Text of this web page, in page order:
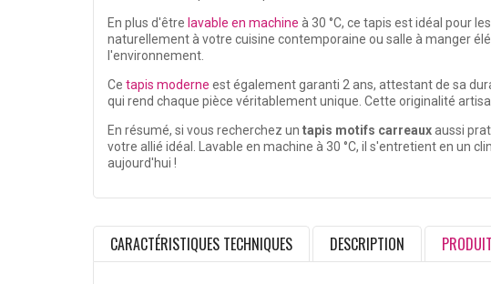
En plus d'être lavable en machine à 30 °C, ce tapis est idéal pour
naturellement à votre cuisine contemporaine ou salle à manger
l'environnement.
Ce tapis moderne est également garanti 2 ans, attestant de sa
qui rend chaque pièce véritablement unique. Cette originalité
En résumé, si vous recherchez un tapis motifs carreauxaussi
votre allié idéal. Lavable en machine à 30 °C, il s'entretient en un
aujourd'hui !
CARACTÉRISTIQUES TECHNIQUES DESCRIPTION